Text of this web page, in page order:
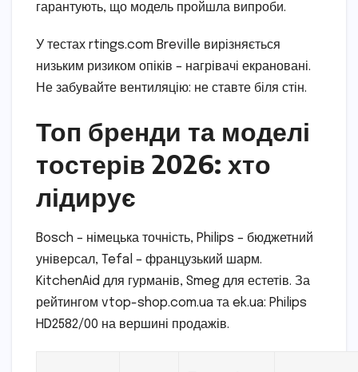
гарантують, що модель пройшла випроби.
У тестах rtings.com Breville вирізняється
низьким ризиком опіків – нагрівачі екрановані.
Не забувайте вентиляцію: не ставте біля стін.
Топ бренди та моделі
тостерів 2026: хто
лідирує
Bosch – німецька точність, Philips – бюджетний
універсал, Tefal – французький шарм.
KitchenAid для гурманів, Smeg для естетів. За
рейтингом vtop-shop.com.ua та ek.ua: Philips
HD2582/00 на вершині продажів.